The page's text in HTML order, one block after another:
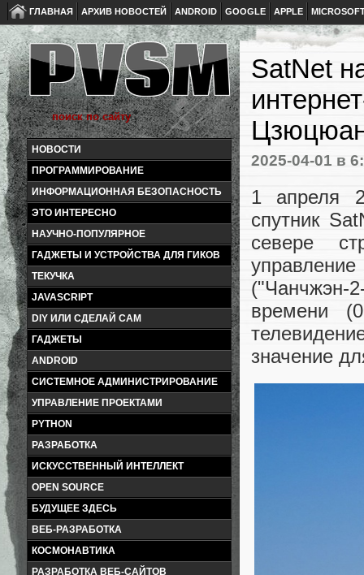
ГЛАВНАЯ АРХИВ НОВОСТЕЙ ANDROID GOOGLE APPLE
НОВОСТИ
ПРОГРАММИРОВАНИЕ
ИНФОРМАЦИОННАЯ БЕЗОПАСНОСТЬ
ЭТО ИНТЕРЕСНО
НАУЧНО-ПОПУЛЯРНОЕ
ГАДЖЕТЫ И УСТРОЙСТВА ДЛЯ ГИКОВ
ТЕКУЧКА
JAVASCRIPT
DIY ИЛИ СДЕЛАЙ САМ
ГАДЖЕТЫ
ANDROID
СИСТЕМНОЕ АДМИНИСТРИРОВАНИЕ
УПРАВЛЕНИЕ ПРОЕКТАМИ
PYTHON
РАЗРАБОТКА
ИСКУССТВЕННЫЙ ИНТЕЛЛЕКТ
OPEN SOURCE
БУДУЩЕЕ ЗДЕСЬ
ВЕБ-РАЗРАБОТКА
КОСМОНАВТИКА
РАЗРАБОТКА ВЕБ-САЙТОВ
SatNet
2025-04-01 в
1 апреля
спутник
севере
("Чанчжэн-
времени
значение